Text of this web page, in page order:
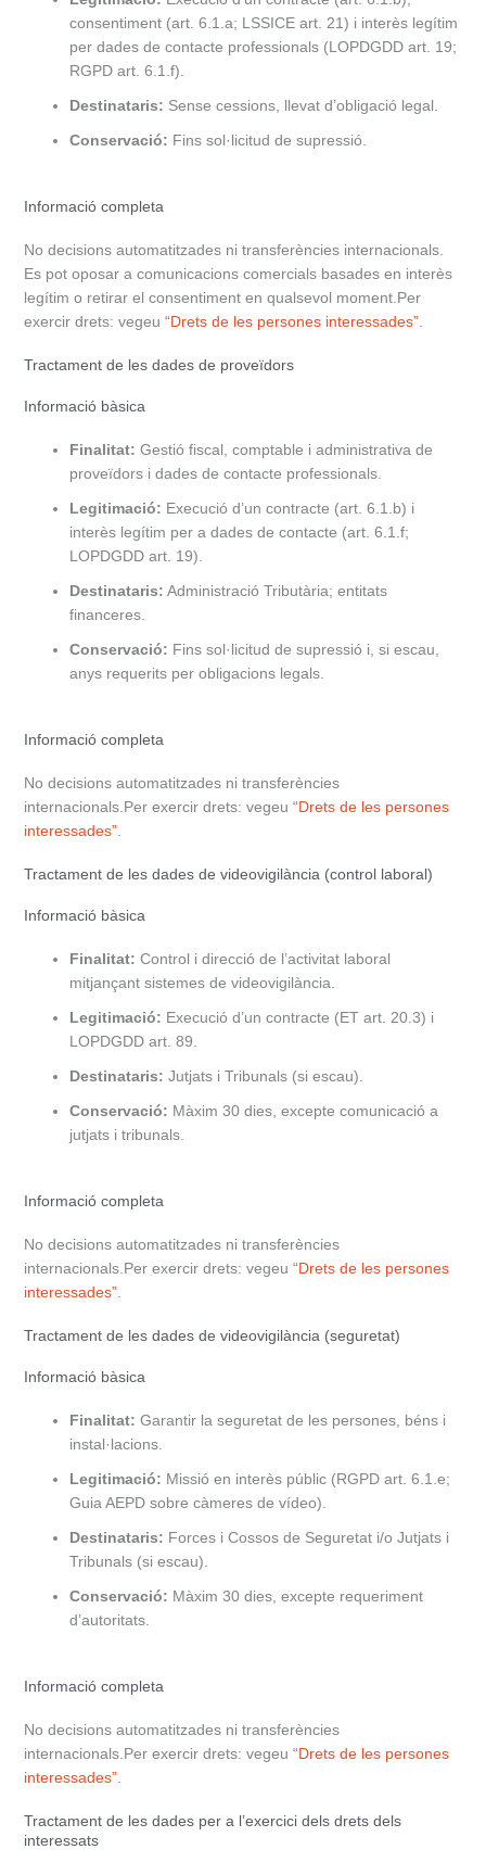
consentiment (art. 6.1.a; LSSICE art. 21) i interès legítim
per dades de contacte professionals (LOPDGDD art. 19;
RGPD art. 6.1.f).
Destinataris: Sense cessions, llevat d’obligació legal.
Conservació: Fins sol·licitud de supressió.
Informació completa
No decisions automatitzades ni transferències internacionals.
Es pot oposar a comunicacions comercials basades en interès
legítim o retirar el consentiment en qualsevol moment.Per
exercir drets: vegeu“Drets de les persones interessades”
Tractament de les dades de proveïdors
Informació bàsica
Finalitat: Gestió fiscal, comptable i administrativa de
proveïdors i dades de contacte professionals.
Legitimació: Execució d’un contracte (art. 6.1.b) i
interès legítim per a dades de contacte (art. 6.1.f;
LOPDGDD art. 19).
Destinataris: Administració Tributària; entitats
financeres.
Conservació: Fins sol·licitud de supressió i, si escau,
anys requerits per obligacions legals.
Informació completa
No decisions automatitzades ni transferències
internacionals.Per exercir drets: vegeu“Drets de les persones
interessades”
Tractament de les dades de videovigilància (control laboral)
Informació bàsica
Finalitat: Control i direcció de l’activitat laboral
mitjançant sistemes de videovigilància.
Legitimació: Execució d’un contracte (ET art. 20.3) i
LOPDGDD art. 89.
Destinataris: Jutjats i Tribunals (si escau).
Conservació: Màxim 30 dies, excepte comunicació a
jutjats i tribunals.
Informació completa
No decisions automatitzades ni transferències
internacionals.Per exercir drets: vegeu“Drets de les persones
interessades”
Tractament de les dades de videovigilància (seguretat)
Informació bàsica
Finalitat: Garantir la seguretat de les persones, béns i
instal·lacions.
Legitimació: Missió en interès públic (RGPD art. 6.1.e;
Guia AEPD sobre càmeres de vídeo).
Destinataris: Forces i Cossos de Seguretat i/o Jutjats i
Tribunals (si escau).
Conservació: Màxim 30 dies, excepte requeriment
d’autoritats.
Informació completa
No decisions automatitzades ni transferències
internacionals.Per exercir drets: vegeu“Drets de les persones
interessades”
Tractament de les dades per a l’exercici dels drets dels
interessats